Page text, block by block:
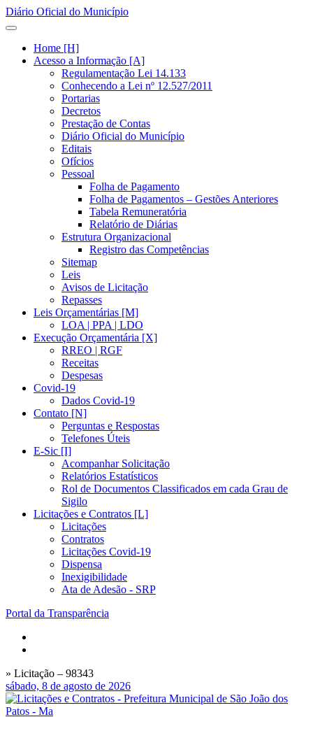
Diário Oficial do Município
Home [H]
Acesso a Informação [A]
Regulamentação Lei 14.133
Conhecendo a Lei nº 12.527/2011
Portarias
Decretos
Prestação de Contas
Diário Oficial do Município
Editais
Ofícios
Pessoal
Folha de Pagamento
Folha de Pagamentos – Gestões Anteriores
Tabela Remuneratória
Relatório de Diárias
Estrutura Organizacional
Registro das Competências
Sitemap
Leis
Avisos de Licitação
Repasses
Leis Orçamentárias [M]
LOA | PPA | LDO
Execução Orçamentária [X]
RREO | RGF
Receitas
Despesas
Covid-19
Dados Covid-19
Contato [N]
Perguntas e Respostas
Telefones Úteis
E-Sic [I]
Acompanhar Solicitação
Relatórios Estatísticos
Rol de Documentos Classificados em cada Grau de
Sigilo
Licitações e Contratos [L]
Licitações
Contratos
Licitações Covid-19
Dispensa
Inexigibilidade
Ata de Adesão - SRP
Portal da Transparência
» Licitação – 98343
sábado, 8 de agosto de 2026